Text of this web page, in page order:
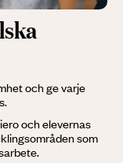
och ge varje
och elevernas
som